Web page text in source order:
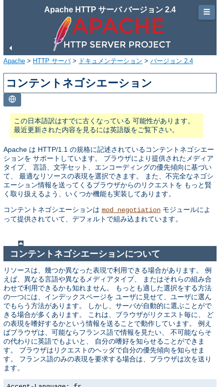
Apache HTTP サーバ バージョン 2.4
Apache > HTTP サーバ> ドキュメンテーション > バージョン 2.4
コンテントネゴシエーション
この日本語訳はすでに古くなっている 可能性があります。
最近更新された内容を見るには英語版をご覧下さい。
Apache は HTTP/1.1 の規格に記述されているコンテントネゴシエー
ションを サポートしています。 ブラウザにより提供されたメディア
タイプ、 言語、文字セット、エンコーディングの優先傾向に基づい
て、 最適なリソースの表現を選択できます。 また、不完全なネゴシ
エーション情報を送ってくるブラウザからのリクエストを もっと賢
く取り扱えるよう、いくつか機能も実装してあります。
コンテントネゴシエーションは mod_negotiation モジュールによ
って提供されていて、デフォルトで組み込まれています。
コンテントネゴシエーションについて
リソースは、幾つか異なった表現で利用できる場合があります。 例
えば、異なる言語や異なるメディアタイプ、 またはそれらの組み合
わせで利用できるかも知れません。 もっとも適した選択をする方法
の一つには、インデックスページを ユーザに見せて、ユーザに選ん
でもらう方法があります。 しかし、サーバが自動的に選ぶことがで
きる場合が多くあります。 これは、ブラウザがリクエスト毎に、 ど
の表現を嗜好するかという情報を送ることで動作しています。 例え
ばブラウザは、可能ならフランス語で情報を見たい、 不可能ならそ
の代わりに英語でもよいと、 自分の嗜好を知らせることができま
す。 ブラウザはリクエストのヘッダで自分の優先傾向を知らせま
す。 フランス語のみの表現を要求する場合は、ブラウザは次を送り
ます。
☰